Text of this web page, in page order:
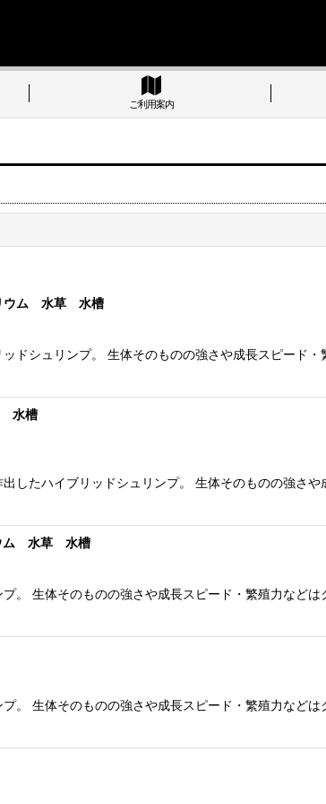
ご利用案内
ウム 水草 水槽
シュリンプ。 生体そのものの強さや成長スピード・
水槽
たハイブリッドシュリンプ。 生体そのものの強さや
ム 水草 水槽
生体そのものの強さや成長スピード・繁殖力などは
生体そのものの強さや成長スピード・繁殖力などは